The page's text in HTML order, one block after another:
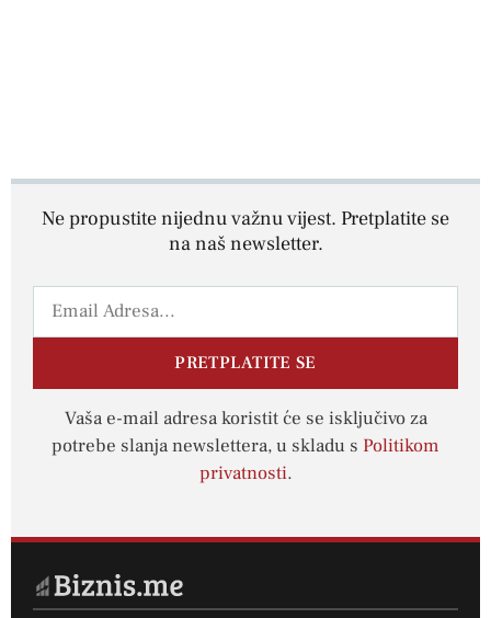
Ne propustite nijednu važnu vijest. Pretplatite se
na naš newsletter.
PRETPLATITE SE
Vaša e-mail adresa koristit će se isključivo za
potrebe slanja newslettera, u skladu s Politikom
privatnosti.